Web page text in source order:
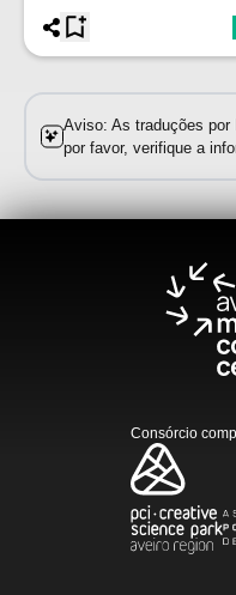
Aviso: As traduções por
por favor, verifique a
Consórcio